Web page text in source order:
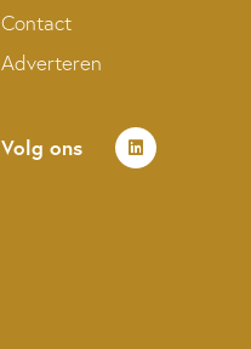
Contact
Adverteren
Volg ons